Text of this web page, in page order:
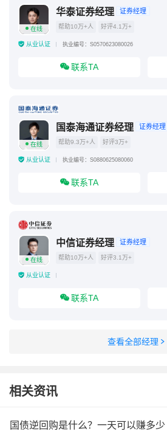
在线
华泰证券经理 证券经理
帮助10万+人 好评4.1万+
从业认证 执业编号：S0570623080026
联系TA
在线
国泰海通证券经理 证券经理
帮助9.3万+人 好评3万+
从业认证 执业编号：S0880625080060
联系TA
在线
中信证券经理 证券经理
帮助10万+人 好评3.1万+
从业认证
联系TA
查看全部经理
相关资讯
国债逆回购是什么？一天可以赚多少